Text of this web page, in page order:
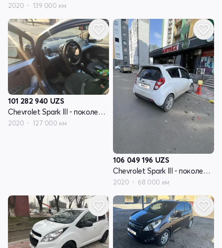
2020 139 000 км
101 282 940 UZS
Chevrolet Spark III - поколение
2020 127 000 км
106 049 196 UZS
Chevrolet Spark III - поколение
2020 68 000 км